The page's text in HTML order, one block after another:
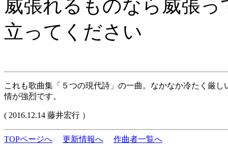
威張れるものなら威張っ
立ってください
これも歌曲集「５つの現代詩」の一曲。なかなか冷たく厳
情が強烈です。
( 2016.12.14 藤井宏行 ）
TOPページへ 更新情報へ 作曲者一覧へ